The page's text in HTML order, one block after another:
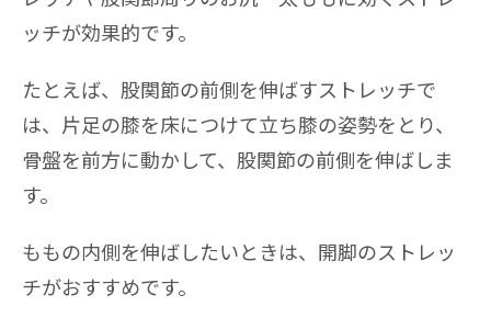
ッチが効果的です。
たとえば、股関節の前側を伸ばすストレッチで
は、片足の膝を床につけて立ち膝の姿勢をとり、
骨盤を前方に動かして、股関節の前側を伸ばしま
す。
ももの内側を伸ばしたいときは、開脚のストレッ
チがおすすめです。